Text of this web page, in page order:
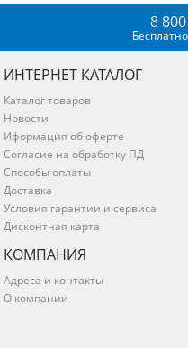
8
ИНТЕРНЕТ КАТАЛОГ
Каталог товаров
Новости
Иформация об оферте
Согласие на обработку ПД
Способы оплаты
Доставка
Условия гарантии и сервиса
Дисконтная карта
КОМПАНИЯ
Адреса и контакты
О компании